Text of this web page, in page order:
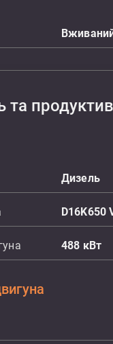
та
Дизель
D16K650
488 кВт